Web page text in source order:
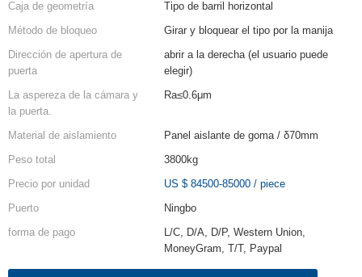
Caja de geometría
Tipo de barril horizontal
Método de bloqueo
Girar y bloquear el tipo por la manija
Dirección de apertura de
puerta
abrir a la derecha (el usuario puede
elegir)
La aspereza de la cámara y
la puerta.
Ra≤0.6μm
Material de aislamiento
Panel aislante de goma / δ70mm
Peso total
3800kg
Precio por unidad
US $ 84500-85000/ piece
Puerto
Ningbo
forma de pago
L/C, D/A, D/P, Western Union,
MoneyGram, T/T, Paypal